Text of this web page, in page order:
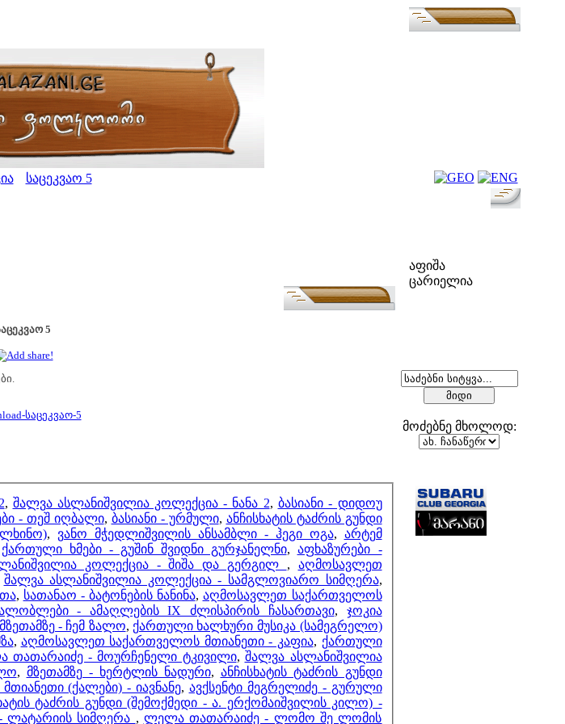
საცეკვაო 5
5
, შალვა ასლანიშვილია კოლექცია - ნანა 2, ბასიანი - დიდოუ
- თეშ იღბალი, ბასიანი - ურმული, ანჩისხატის ტაძრის გუნდი
, ვანო მჭედლიშვილის ანსამბლი - ჰეგი ოგა, არტემ
ქართული ხმები - გუშინ შვიდნი გურჯანელნი, აფხაზურები -
კოლექცია - შიშა და გერგილ , აღმოსავლეთ
შალვა ასლანიშვილია კოლექცია - სამგლოვიარო სიმღერა,
, სათანაო - ბატონების ნანინა, აღმოსავლეთ საქართველოს
- ამაღლების IX ძლისპირის ჩასართავი, ჯოკია
მზეთამზე - ჩემ ზალო, ქართული ხალხური მუსიკა (სამეგრელო)
, აღმოსავლეთ საქართველოს მთიანეთი - კაფია, ქართული
თათარაიძე - მოურჩენელი ტკივილი, შალვა ასლანიშვილია
, მზეთამზე - ხერტლის ნადური, ანჩისხატის ტაძრის გუნდი
(ქალები) - იავნანე, ავქსენტი მეგრელიძე - გურული
ტაძრის გუნდი (შემოქმედი - ა. ერქომაიშვილის კილო) -
ლატარიის სიმღერა , ლელა თათარაიძე - ლომო შე ლომის
აფიშა
ცარიელია
მოძებნე მხოლოდ: